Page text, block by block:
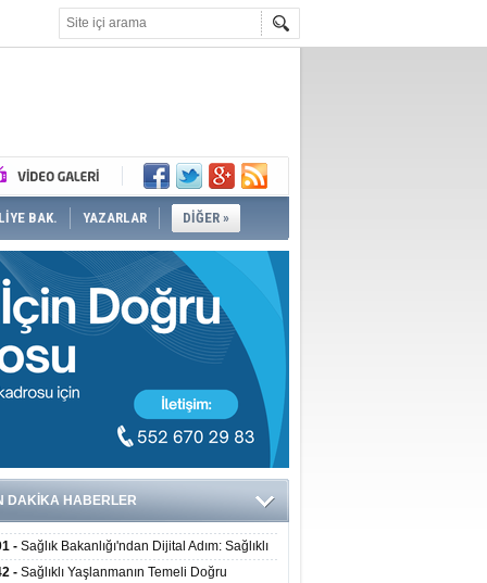
BAK. YAZARLAR DİĞER »
DAKİKA HABERLER
- Sağlık Bakanlığı'ndan Dijital Adım: Sağlıklı
Merkezlerinde Uzaktan Danışmanlık Dönemi
- Sağlıklı Yaşlanmanın Temeli Doğru